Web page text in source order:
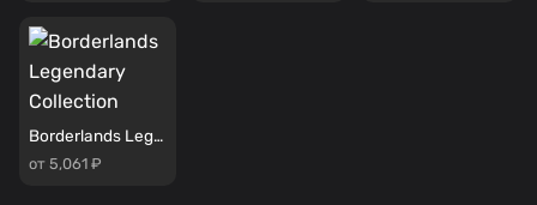
Borderlands Legendary Collection
от 5,061 ₽